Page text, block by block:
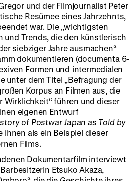
und der Filmjournalist Peter
Resümee eines Jahrzehnts,
war. Die „wichtigsten
und Trends, die den künstlerisch
siebziger Jahre ausmachen“
dokumentieren (documenta 6-
Formen und intermedialen
unter dem Titel „Befragung der
Korpus an Filmen aus, die
Wirklichkeit“ führen und dieser
eigenen Entwurf
of Postwar Japan as Told by
ihnen als ein Beispiel dieser
Films.
Dokumentarfilm interviewt
Etsuko Akaza,